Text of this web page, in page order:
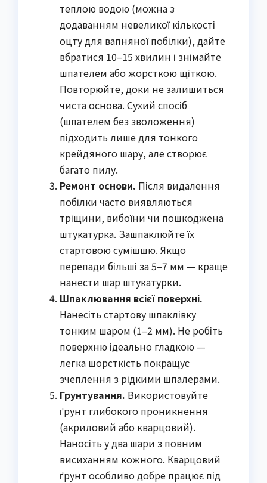
теплою водою (можна з
додаванням невеликої кількості
оцту для вапняної побілки), дайте
вбратися 10–15 хвилин і знімайте
шпателем або жорсткою щіткою.
Повторюйте, доки не залишиться
чиста основа. Сухий спосіб
(шпателем без зволоження)
підходить лише для тонкого
крейдяного шару, але створює
багато пилу.
Ремонт основи. Після видалення
побілки часто виявляються
тріщини, вибоїни чи пошкоджена
штукатурка. Зашпаклюйте їх
стартовою сумішшю. Якщо
перепади більші за 5–7 мм — краще
нанести шар штукатурки.
Шпаклювання всієї поверхні.
Нанесіть стартову шпаклівку
тонким шаром (1–2 мм). Не робіть
поверхню ідеально гладкою —
легка шорсткість покращує
зчеплення з рідкими шпалерами.
Грунтування. Використовуйте
ґрунт глибокого проникнення
(акриловий або кварцовий).
Наносіть у два шари з повним
висиханням кожного. Кварцовий
ґрунт особливо добре працює під